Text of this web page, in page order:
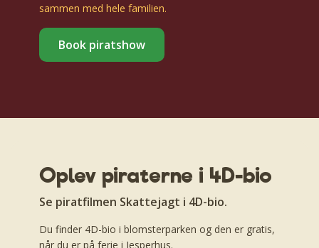
sammen med hele familien.
Book piratshow
Oplev piraterne i 4D-bio
Se piratfilmen Skattejagt i 4D-bio.
Du finder 4D-bio i blomsterparken og den er gratis,
når du er på ferie i Jesperhus.